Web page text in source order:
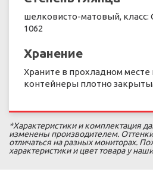
шелковисто-матовый, класс:
1062
Хранение
Храните в прохладном
контейнеры плотно
*Характеристики и комплектация
изменены производителем. Оттенки
отличаться на разных мониторах.
характеристики и цвет товара у